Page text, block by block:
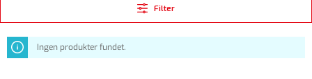
Filter
Ingen produkter fundet.